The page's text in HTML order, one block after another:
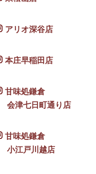
アリオ深谷店
本庄早稲田店
甘味処鎌倉
会津七日町通り店
甘味処鎌倉
小江戸川越店